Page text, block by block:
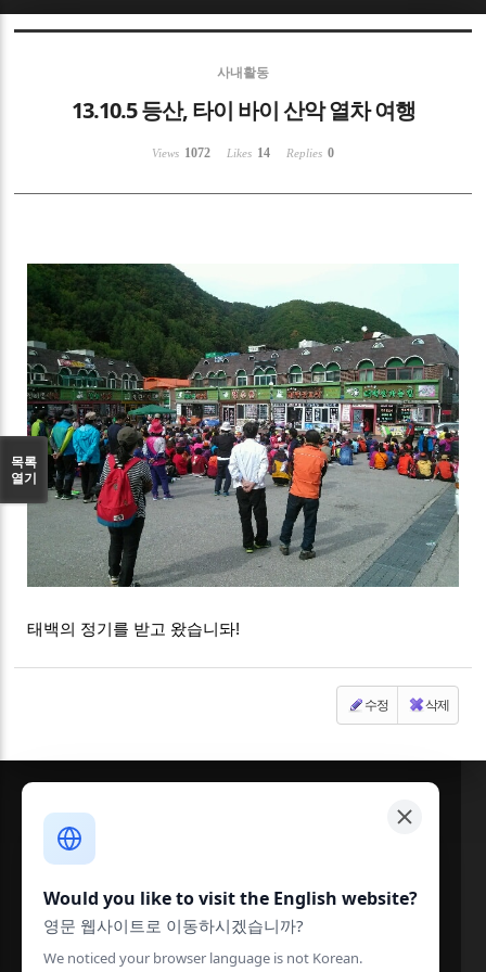
사내활동
13.10.5 등산, 타이 바이 산악 열차 여행
Views 1072 Likes 14 Replies 0
태백의 정기를 받고 왔습니돠!
수정 삭제
목록
열기
Sketchbook5, 스케치북5
Would you like to visit the English website?
영문 웹사이트로 이동하시겠습니까?
We noticed your browser language is not Korean.